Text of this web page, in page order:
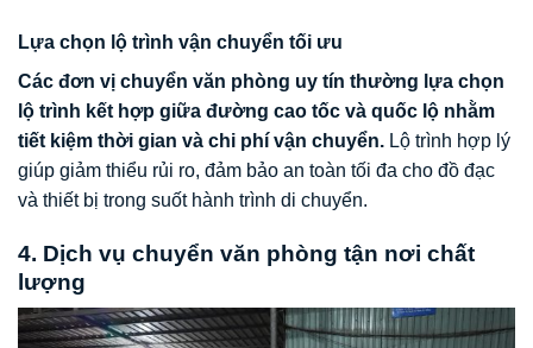
Lựa chọn lộ trình vận chuyển tối ưu
Các đơn vị chuyển văn phòng uy tín thường lựa chọn
lộ trình kết hợp giữa đường cao tốc và quốc lộ nhằm
tiết kiệm thời gian và chi phí vận chuyển. Lộ trình hợp lý
giúp giảm thiểu rủi ro, đảm bảo an toàn tối đa cho đồ đạc
và thiết bị trong suốt hành trình di chuyển.
4. Dịch vụ chuyển văn phòng tận nơi chất
lượng